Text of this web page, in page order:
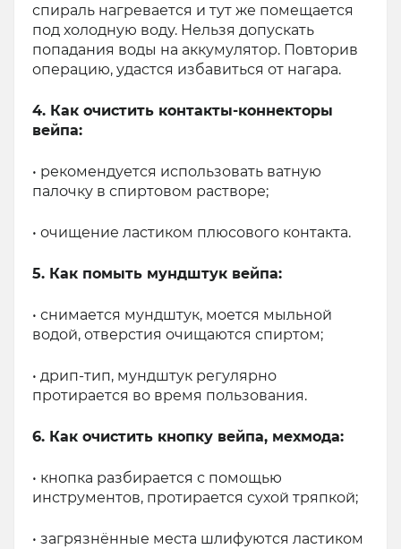
спираль нагревается и тут же помещается
под холодную воду. Нельзя допускать
попадания воды на аккумулятор. Повторив
операцию, удастся избавиться от нагара.
4. Как очистить контакты-коннекторы
вейпа:
• рекомендуется использовать ватную
палочку в спиртовом растворе;
• очищение ластиком плюсового контакта.
5. Как помыть мундштук вейпа:
• снимается мундштук, моется мыльной
водой, отверстия очищаются спиртом;
• дрип-тип, мундштук регулярно
протирается во время пользования.
6. Как очистить кнопку вейпа, мехмода:
• кнопка разбирается с помощью
инструментов, протирается сухой тряпкой;
• загрязнённые места шлифуются ластиком